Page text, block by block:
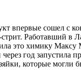
впервые сошел с
стрит.
это химику
год
которые могли